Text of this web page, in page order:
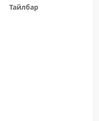
Тайлбар